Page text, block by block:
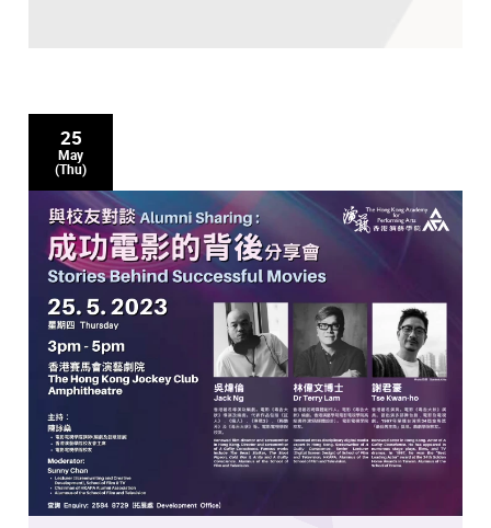
25
May
(Thu)